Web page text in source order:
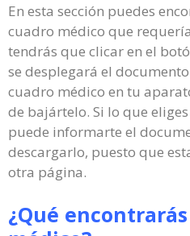
En esta sección puedes
cuadro médico que
tendrás que clicar en el
se desplegará el
cuadro médico en tu
de bajártelo. Si lo que
puede informarte el
descargarlo, puesto que
otra página.
¿Qué